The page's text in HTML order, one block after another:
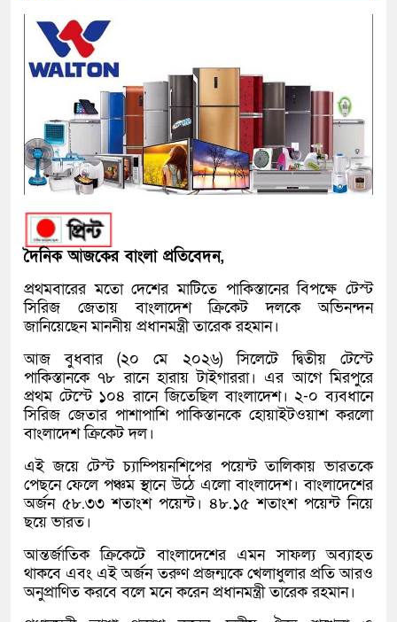
দৈনিক আজকের বাংলা প্রতিবেদন,
প্রথমবারের মতো দেশের মাটিতে পাকিস্তানের বিপক্ষে টেস্ট
সিরিজ জেতায় বাংলাদেশ ক্রিকেট দলকে অভিনন্দন
জানিয়েছেন মাননীয় প্রধানমন্ত্রী তারেক রহমান।
আজ বুধবার (২০ মে ২০২৬) সিলেটে দ্বিতীয় টেস্টে
পাকিস্তানকে ৭৮ রানে হারায় টাইগাররা। এর আগে মিরপুরে
প্রথম টেস্টে ১০৪ রানে জিতেছিল বাংলাদেশ। ২-০ ব্যবধানে
সিরিজ জেতার পাশাপাশি পাকিস্তানকে হোয়াইটওয়াশ করলো
বাংলাদেশ ক্রিকেট দল।
এই জয়ে টেস্ট চ্যাম্পিয়নশিপের পয়েন্ট তালিকায় ভারতকে
পেছনে ফেলে পঞ্চম স্থানে উঠে এলো বাংলাদেশ। বাংলাদেশের
অর্জন ৫৮.৩৩ শতাংশ পয়েন্ট। ৪৮.১৫ শতাংশ পয়েন্ট নিয়ে
ছয়ে ভারত।
আন্তর্জাতিক ক্রিকেটে বাংলাদেশের এমন সাফল্য অব্যাহত
থাকবে এবং এই অর্জন তরুণ প্রজন্মকে খেলাধুলার প্রতি আরও
অনুপ্রাণিত করবে বলে মনে করেন প্রধানমন্ত্রী তারেক রহমান।